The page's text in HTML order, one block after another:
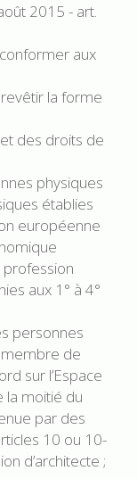
2015 - art.
aux
la forme
des droits de
physiques
établies
européenne
aux 1° à 4°
personnes
de
sur l’Espace
la moitié du
par des
10 ou 10-
d’architecte ;